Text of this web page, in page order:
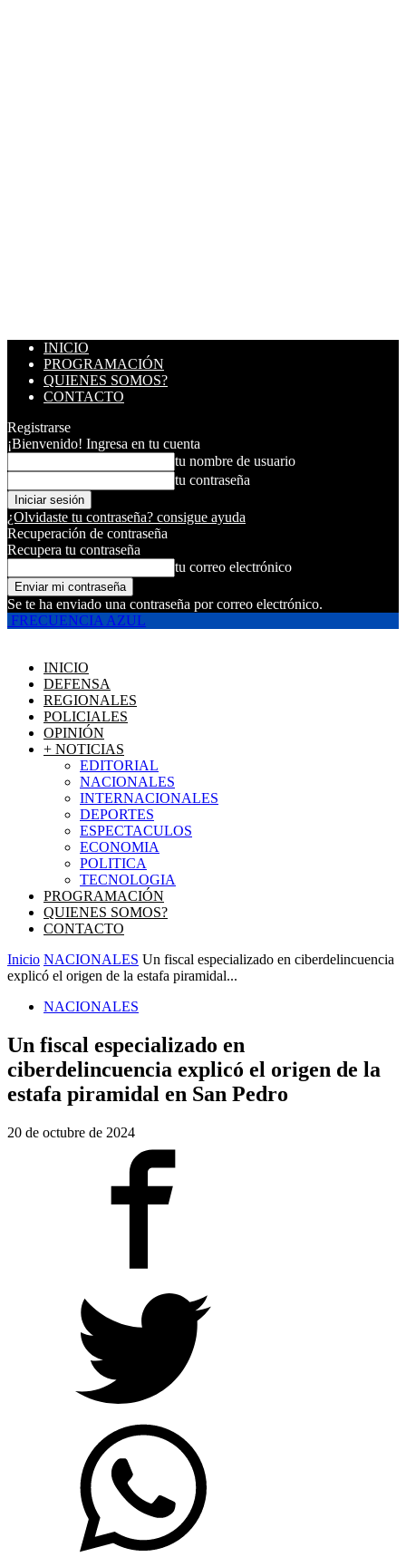
INICIO
PROGRAMACIÓN
QUIENES SOMOS?
CONTACTO
Registrarse
¡Bienvenido! Ingresa en tu cuenta
tu nombre de usuario
tu contraseña
¿Olvidaste tu contraseña? consigue ayuda
Recuperación de contraseña
Recupera tu contraseña
tu correo electrónico
Se te ha enviado una contraseña por correo electrónico.
FRECUENCIA AZUL
INICIO
DEFENSA
REGIONALES
POLICIALES
OPINIÓN
+ NOTICIAS
EDITORIAL
NACIONALES
INTERNACIONALES
DEPORTES
ESPECTACULOS
ECONOMIA
POLITICA
TECNOLOGIA
PROGRAMACIÓN
QUIENES SOMOS?
CONTACTO
Inicio NACIONALES Un fiscal especializado en ciberdelincuencia
explicó el origen de la estafa piramidal...
NACIONALES
Un fiscal especializado en
ciberdelincuencia explicó el origen de la
estafa piramidal en San Pedro
20 de octubre de 2024